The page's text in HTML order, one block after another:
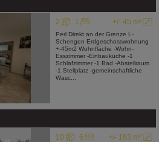
+/- 45 m²
2 1
Perl Direkt an der Grenze L-
Schengen Erdgeschosswohnung
+-45m2 Wohnfläche -Wohn-
Esszimmer -Einbauküche -1
Schlafzimmer -1 Bad -Abstellraum
-1 Stellplatz -gemeinschaftliche
Wasc...
+/- 183 m²
10 6